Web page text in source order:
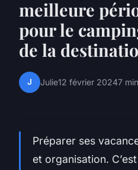
meilleure
pour le
de la
J Julie12 février 20247
Préparer ses
et organisation.